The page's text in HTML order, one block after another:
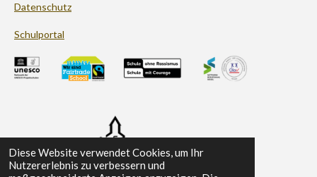
Diese Website verwendet Cookies, um Ihr
Nutzererlebnis zu verbessern und
Datenschutz
Schulportal